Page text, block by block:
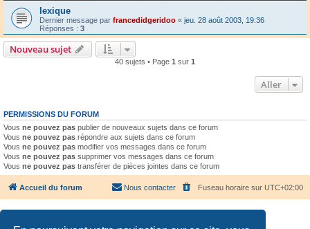
lexique
Dernier message par francedidgeridoo « jeu. 28 août 2003, 19:36
Réponses : 3
Nouveau sujet
40 sujets • Page 1 sur 1
Aller
PERMISSIONS DU FORUM
Vous ne pouvez pas publier de nouveaux sujets dans ce forum
Vous ne pouvez pas répondre aux sujets dans ce forum
Vous ne pouvez pas modifier vos messages dans ce forum
Vous ne pouvez pas supprimer vos messages dans ce forum
Vous ne pouvez pas transférer de pièces jointes dans ce forum
Accueil du forum Fuseau horaire sur UTC+02:00
Nous contacter